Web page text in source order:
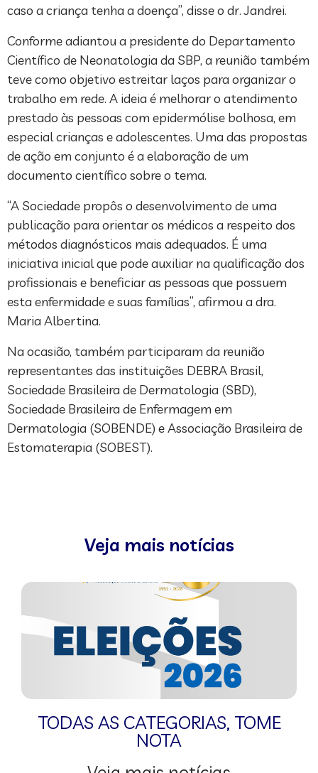
caso a criança tenha a doença”, disse o dr. Jandrei.
Conforme adiantou a presidente do Departamento
Científico de Neonatologia da SBP, a reunião também
teve como objetivo estreitar laços para organizar o
trabalho em rede. A ideia é melhorar o atendimento
prestado às pessoas com epidermólise bolhosa, em
especial crianças e adolescentes. Uma das propostas
de ação em conjunto é a elaboração de um
documento científico sobre o tema.
“A Sociedade propôs o desenvolvimento de uma
publicação para orientar os médicos a respeito dos
métodos diagnósticos mais adequados. É uma
iniciativa inicial que pode auxiliar na qualificação dos
profissionais e beneficiar as pessoas que possuem
esta enfermidade e suas famílias”, afirmou a dra.
Maria Albertina.
Na ocasião, também participaram da reunião
representantes das instituições DEBRA Brasil,
Sociedade Brasileira de Dermatologia (SBD),
Sociedade Brasileira de Enfermagem em
Dermatologia (SOBENDE) e Associação Brasileira de
Estomaterapia (SOBEST).
Veja mais notícias
TODAS AS CATEGORIAS, TOME
NOTA